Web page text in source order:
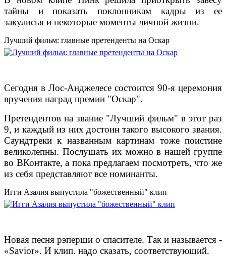
тайны и показать поклонникам кадры из ее
закулисья и некоторые моменты личной жизни.
Лучший фильм: главные претенденты на Оскар
Сегодня в Лос-Анджелесе состоится 90-я церемония
вручения наград премии "Оскар".
Претендентов на звание "Лучший фильм" в этот раз
9, и каждый из них достоин такого высокого звания.
Саундтреки к названным картинам тоже поистине
великолепны. Послушать их можно в нашей группе
во ВКонтакте, а пока предлагаем посмотреть, что же
из себя представляют все номинанты.
Игги Азалия выпустила "божественный" клип
Новая песня рэперши о спасителе. Так и называется -
«Savior». И клип. надо сказать, соответствующий.